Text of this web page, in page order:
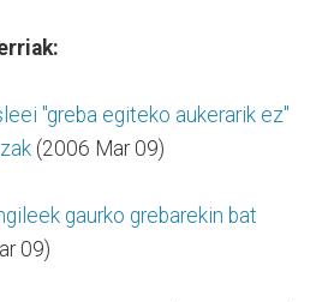
"greba egiteko aukerarik ez"
(2006 Mar 09)
gaurko grebarekin bat
09)